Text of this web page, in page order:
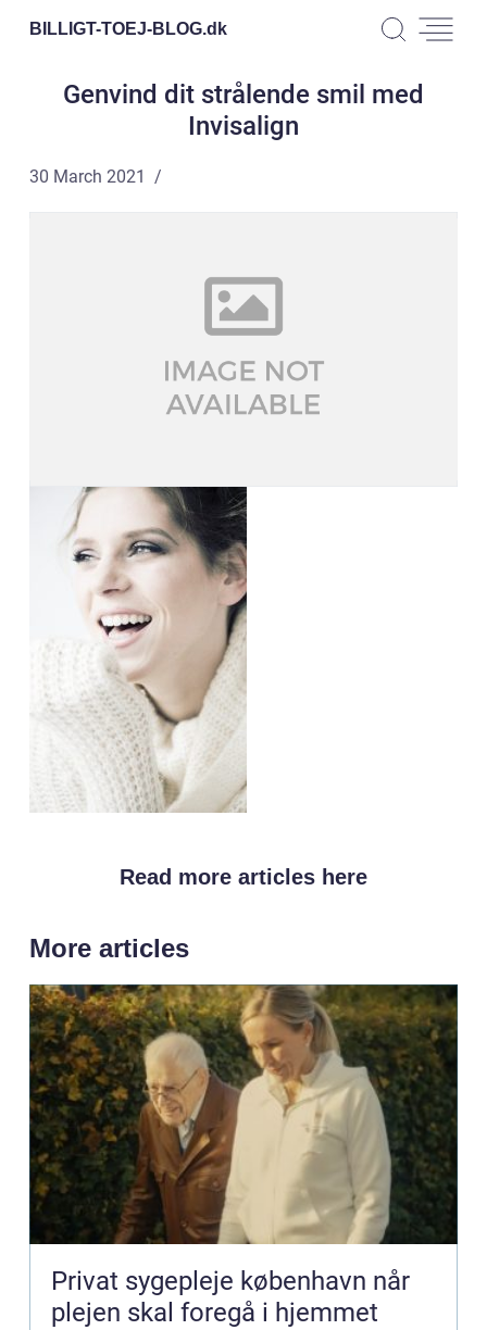
BILLIGT-TOEJ-BLOG.dk
Genvind dit strålende smil med
Invisalign
30 March 2021
Read more articles here
More articles
Privat sygepleje københavn når
plejen skal foregå i hjemmet